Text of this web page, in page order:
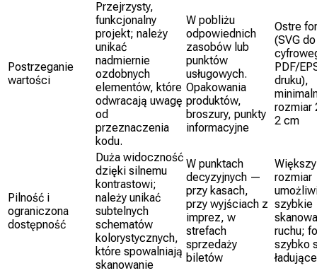
Postrzeganie
wartości
Przejrzysty,
funkcjonalny
projekt; należy
unikać
nadmiernie
ozdobnych
elementów, które
odwracają uwagę
od
przeznaczenia
kodu.
W pobliżu
odpowiednich
zasobów lub
punktów
usługowych.
Opakowania
produktów,
broszury, punkty
informacyjne
Ostre
(SVG
PDF/
druku),
rozmiar
2 cm
Pilność i
ograniczona
dostępność
Duża widoczność
dzięki silnemu
kontrastowi;
należy unikać
subtelnych
schematów
kolorystycznych,
które spowalniają
skanowanie
W punktach
decyzyjnych —
przy kasach,
przy wyjściach z
imprez, w
strefach
sprzedaży
biletów
Większy
rozmiar
szybkie
ruchu;
szybko
ładujące